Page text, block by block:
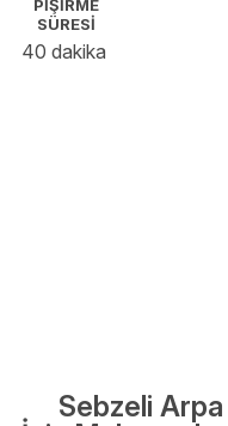
PİŞİRME
SÜRESİ
40 dakika
Sebzeli